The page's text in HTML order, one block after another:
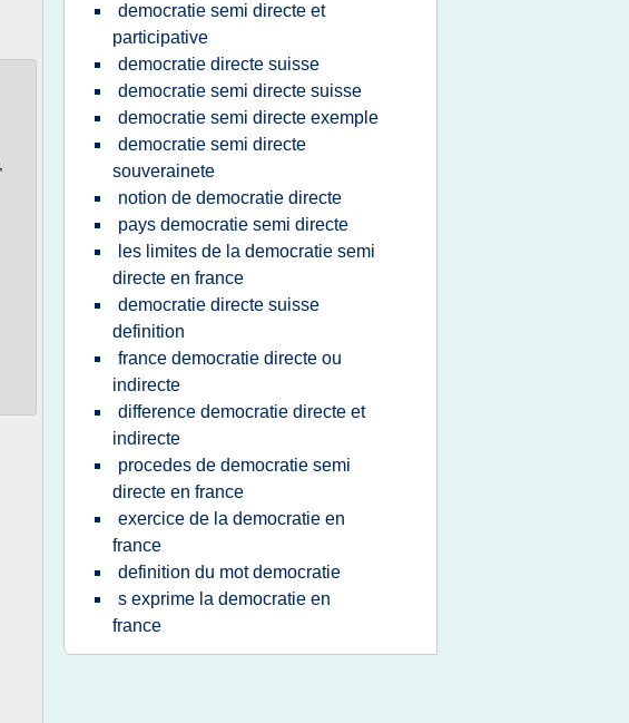
democratie semi directe et
participative
democratie directe suisse
democratie semi directe suisse
democratie semi directe exemple
democratie semi directe
souverainete
notion de democratie directe
pays democratie semi directe
les limites de la democratie semi
directe en france
democratie directe suisse
definition
france democratie directe ou
indirecte
difference democratie directe et
indirecte
procedes de democratie semi
directe en france
exercice de la democratie en
france
definition du mot democratie
s exprime la democratie en
france